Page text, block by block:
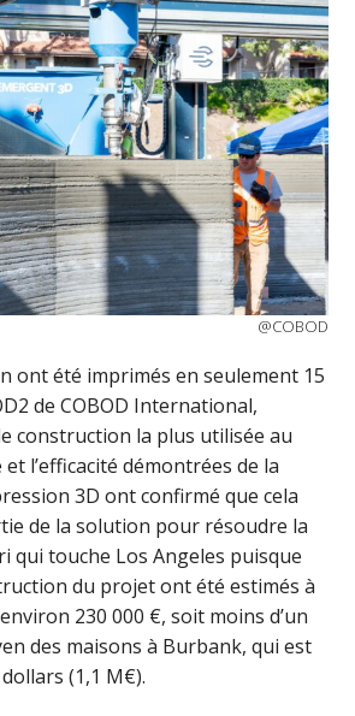
@COBOD
ont été imprimés en seulement 15
de COBOD International,
construction la plus utilisée au
l’efficacité démontrées de la
3D ont confirmé que cela
de la solution pour résoudre la
qui touche Los Angeles puisque
du projet ont été estimés à
230 000 €, soit moins d’un
des maisons à Burbank, qui est
(1,1 M€).